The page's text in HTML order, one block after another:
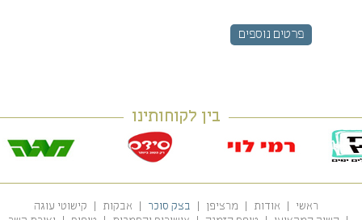
פרטים נוספים
בין לקוחותינו
ראשי אודות מרציפן בצק סוכר אבקות
קישוטי עוגה